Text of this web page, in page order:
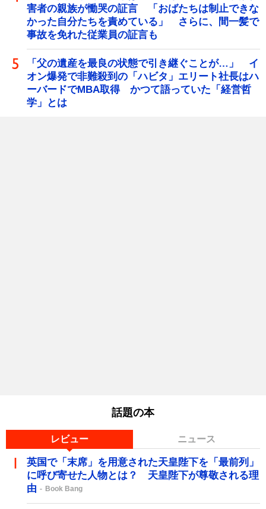
害者の親族が慟哭の証言 「おばたちは制止できな
かった自分たちを責めている」 さらに、間一髪で
事故を免れた従業員の証言も
「父の遺産を最良の状態で引き継ぐことが…」 イ
オン爆発で非難殺到の「ハビタ」エリート社長はハ
ーバードでMBA取得 かつて語っていた「経営哲
学」とは
話題の本
レビュー ニュース
英国で「末席」を用意された天皇陛下を「最前列」
に呼び寄せた人物とは？ 天皇陛下が尊敬される理
由
Book Bang